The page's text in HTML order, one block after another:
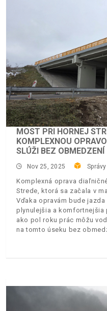
MOST PRI HORNEJ
KOMPLEXNOU
SLÚŽI BEZ OBMEDZENÍ
Nov 25, 2025 Správy
Komplexná oprava
Strede, ktorá sa začala v
Vďaka opravám bude
plynulejšia a komfortnejšia
ako pol roku prác môžu
na tomto úseku bez